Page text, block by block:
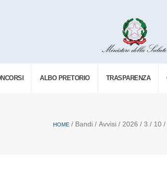
ALBO PRETORIO TRASPARENZA
HOME / Bandi / Avvisi / 2026 / 3 / 10